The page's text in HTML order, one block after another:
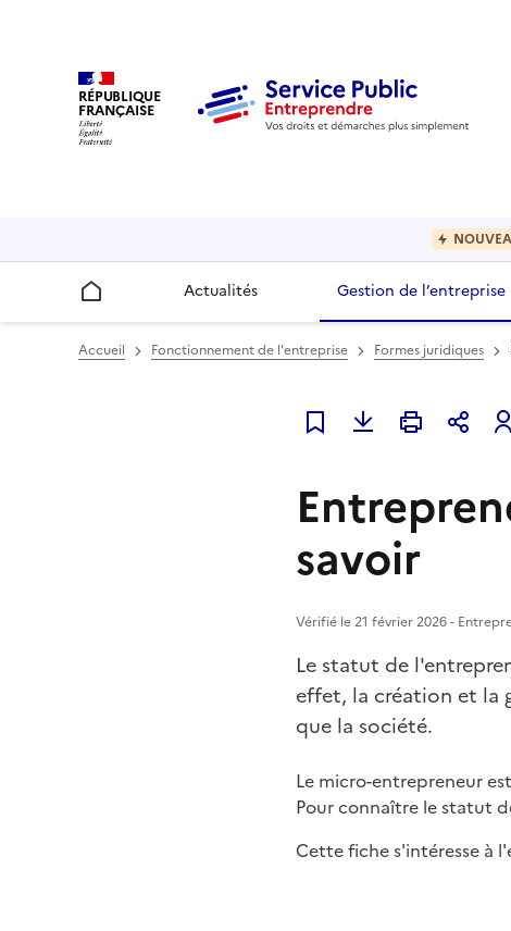
RÉPUBLIQUE
FRANÇAISE
Accueil Actualités Gestion de l’entreprise
Accueil Fonctionnement de l'entreprise Formes juridiques
Ajouter à mes favoris
savoir
Vérifié le 21 février 2026 -
Le statut de
effet, la création et la
que la société.
Le micro-entrepreneur
Pour connaître le statut
Cette fiche s'intéresse à